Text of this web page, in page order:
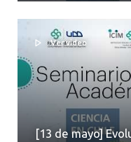
Ver video
[13 de mayo]